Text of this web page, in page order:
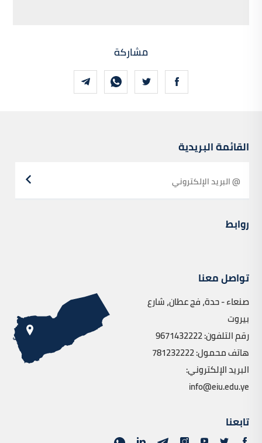
مشاركة
القائمة البريدية
روابط
تواصل معنا
صنعاء - حدة، فج عطان، شارع
بيروت
رقم التلفون: 9671432222
هاتف محمول: 781232222
البريد الإلكتروني:
info@eiu.edu.ye
تابعنا